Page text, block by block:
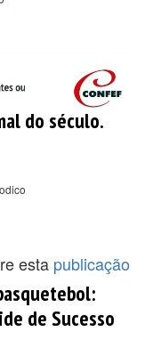
do século.
esta publicação
de Sucesso